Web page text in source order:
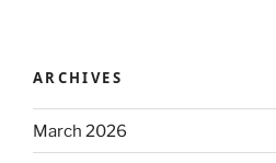
ARCHIVES
March 2026